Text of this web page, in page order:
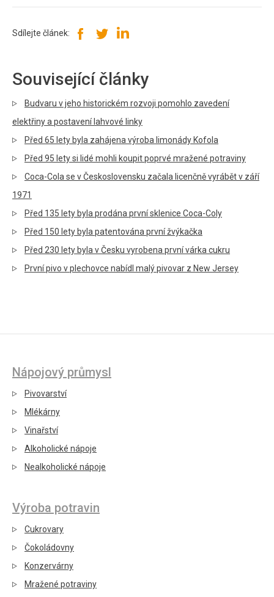
Sdílejte článek:
Související články
Budvaru v jeho historickém rozvoji pomohlo zavedení
elektřiny a postavení lahvové linky
Před 65 lety byla zahájena výroba limonády Kofola
Před 95 lety si lidé mohli koupit poprvé mražené potraviny
Coca-Cola se v Československu začala licenčně vyrábět v září
1971
Před 135 lety byla prodána první sklenice Coca-Coly
Před 150 lety byla patentována první žvýkačka
Před 230 lety byla v Česku vyrobena první várka cukru
První pivo v plechovce nabídl malý pivovar z New Jersey
Nápojový průmysl
Pivovarství
Mlékárny
Vinařství
Alkoholické nápoje
Nealkoholické nápoje
Výroba potravin
Cukrovary
Čokoládovny
Konzervárny
Mražené potraviny